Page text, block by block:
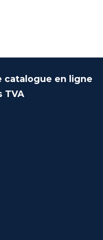
catalogue en ligne
TVA